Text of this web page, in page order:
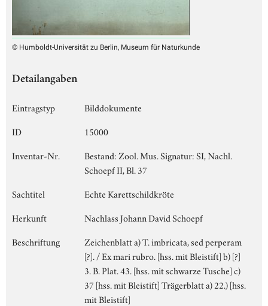
© Humboldt-Universität zu Berlin, Museum für Naturkunde
Detailangaben
Eintragstyp
Bilddokumente
ID
15000
Inventar-Nr.
Bestand: Zool. Mus. Signatur: SI, Nachl.
Schoepf II, Bl. 37
Sachtitel
Echte Karettschildkröte
Herkunft
Nachlass Johann David Schoepf
Beschriftung
Zeichenblatt a) T. imbricata, sed perperam
[?]. / Ex mari rubro. [hss. mit Bleistift] b) [?]
3. B. Plat. 43. [hss. mit schwarze Tusche] c)
37 [hss. mit Bleistift] Trägerblatt a) 22.) [hss.
mit Bleistift]